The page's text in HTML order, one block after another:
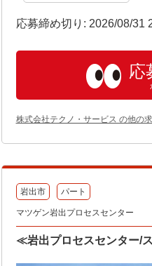
応募締め切り: 2026/08/31
応
株式会社テクノ・サービス の他の
岩出市 パート
マツゲン岩出プロセスセンター
≪岩出プロセスセンター/